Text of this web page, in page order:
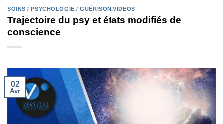
SOINS / PSYCHOLOGIE / GUÉRISON,VIDEOS
Trajectoire du psy et états modifiés de
conscience
02
Avr